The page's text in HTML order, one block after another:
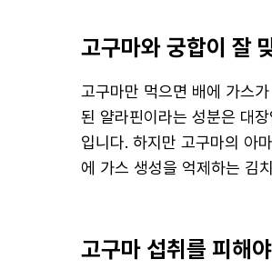
고구마와 궁합이 잘
고구마만 먹으면 배에 가스
된 얄라핀이라는 성분은 대
입니다. 하지만 고구마의 아
에 가스 생성을 억제하는 김
고구마 섭취를 피해